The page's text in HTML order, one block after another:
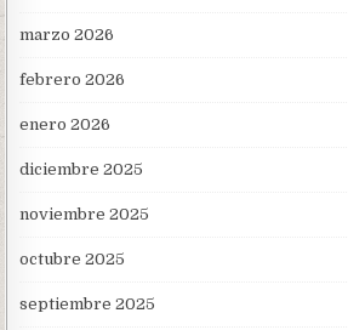
marzo 2026
febrero 2026
enero 2026
diciembre 2025
noviembre 2025
octubre 2025
septiembre 2025